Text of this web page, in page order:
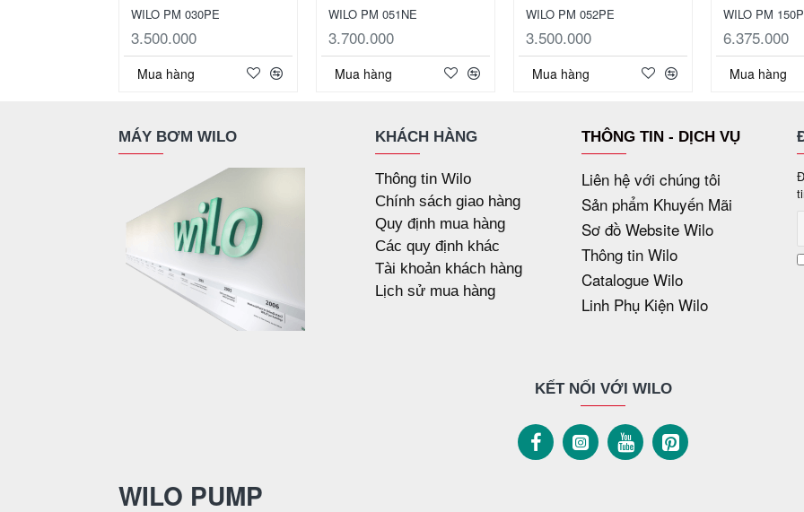
WILO PM 030PE
3.500.000
Mua hàng
WILO PM 051NE
3.700.000
Mua hàng
WILO PM 052PE
3.500.000
Mua hàng
WILO PM
6.375.000
Mua hàng
MÁY BƠM WILO KHÁCH HÀNG
Thông tin Wilo
Chính sách giao hàng
Quy định mua hàng
Các quy định khác
Tài khoản khách hàng
Lịch sử mua hàng
THÔNG TIN - DỊCH VỤ
Liên hệ với chúng tôi
Sản phẩm Khuyến Mãi
Sơ đồ Website Wilo
Thông tin Wilo
Catalogue Wilo
Linh Phụ Kiện Wilo
KẾT NỐI VỚI WILO
WILO PUMP